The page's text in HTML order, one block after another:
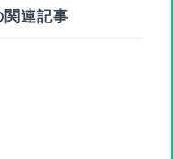
関連記事